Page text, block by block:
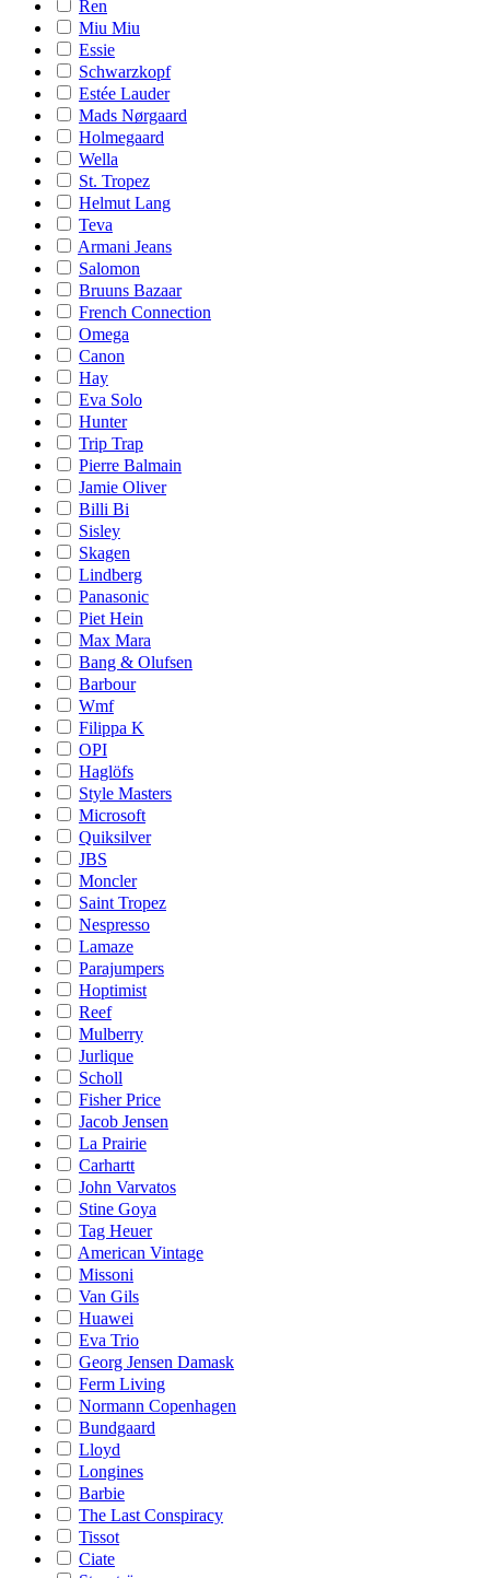
Ren
Miu Miu
Essie
Schwarzkopf
Estée Lauder
Mads Nørgaard
Holmegaard
Wella
St. Tropez
Helmut Lang
Teva
Armani Jeans
Salomon
Bruuns Bazaar
French Connection
Omega
Canon
Hay
Eva Solo
Hunter
Trip Trap
Pierre Balmain
Jamie Oliver
Billi Bi
Sisley
Skagen
Lindberg
Panasonic
Piet Hein
Max Mara
Bang & Olufsen
Barbour
Wmf
Filippa K
OPI
Haglöfs
Style Masters
Microsoft
Quiksilver
JBS
Moncler
Saint Tropez
Nespresso
Lamaze
Parajumpers
Hoptimist
Reef
Mulberry
Jurlique
Scholl
Fisher Price
Jacob Jensen
La Prairie
Carhartt
John Varvatos
Stine Goya
Tag Heuer
American Vintage
Missoni
Van Gils
Huawei
Eva Trio
Georg Jensen Damask
Ferm Living
Normann Copenhagen
Bundgaard
Lloyd
Longines
Barbie
The Last Conspiracy
Tissot
Ciate